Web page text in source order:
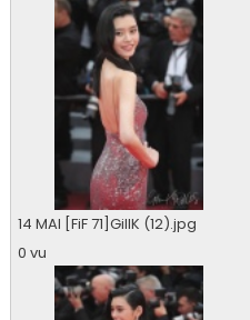
14 MAI [FiF 71]GillK (12).jpg
0 vu